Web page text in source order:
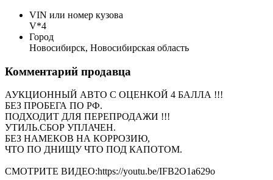
VIN или номер кузова
V*4
Город
Новосибирск, Новосибирская область
Комментарий продавца
АУКЦИОННЫЙ АВТО С ОЦЕНКОЙ 4 БАЛЛА !!!
БЕЗ ПРОБЕГА ПО РФ.
ПОДХОДИТ ДЛЯ ПЕРЕПРОДАЖИ !!!
УТИЛЬ.СБОР УПЛАЧЕН.
БЕЗ НАМЕКОВ НА КОРРОЗИЮ,
ЧТО ПО ДНИЩУ ЧТО ПОД КАПОТОМ.
СМОТРИТЕ ВИДЕО:https://youtu.be/IFB2O1a629o